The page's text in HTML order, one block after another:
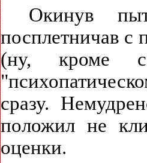
Окинув
посплетничав с
(ну, кроме
сразу.
положил не
оценки.